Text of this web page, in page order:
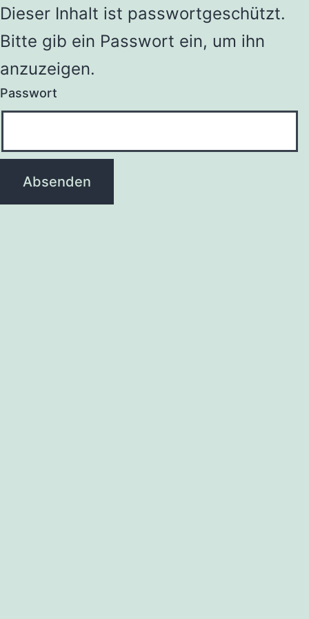
Dieser Inhalt ist passwortgeschützt.
Bitte gib ein Passwort ein, um ihn
anzuzeigen.
Passwort